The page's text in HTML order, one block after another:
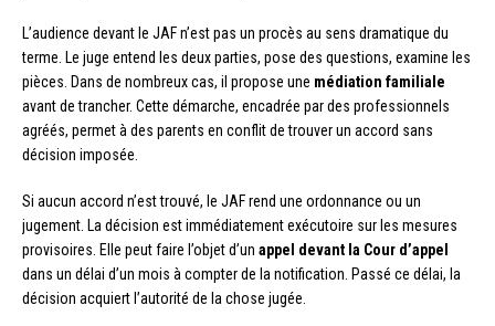
L’audience devant le JAF n’est pas un procès au sens dramatique du
terme. Le juge entend les deux parties, pose des questions, examine les
pièces. Dans de nombreux cas, il propose une médiation familiale
avant de trancher. Cette démarche, encadrée par des professionnels
agréés, permet à des parents en conflit de trouver un accord sans
décision imposée.
Si aucun accord n’est trouvé, le JAF rend une ordonnance ou un
jugement. La décision est immédiatement exécutoire sur les mesures
provisoires. Elle peut faire l’objet d’un appel devant la Cour d’appel
dans un délai d’un mois à compter de la notification. Passé ce délai, la
décision acquiert l’autorité de la chose jugée.